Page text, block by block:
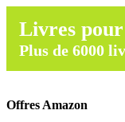
Livres
Plus de 6000
Offres Amazon